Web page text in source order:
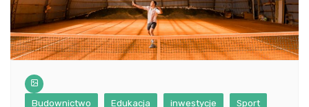
Budownictwo Edukacja inwestycje Sport